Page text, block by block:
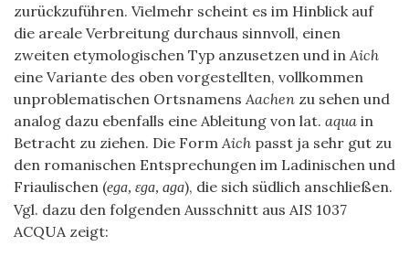
zurückzuführen. Vielmehr scheint es im Hinblick auf
die areale Verbreitung durchaus sinnvoll, einen
zweiten etymologischen Typ anzusetzen und inAich
eine Variante des oben vorgestellten, vollkommen
unproblematischen OrtsnamensAachen zu sehen und
analog dazu ebenfalls eine Ableitung von lat. aqua in
Betracht zu ziehen. Die FormAich passt ja sehr gut zu
den romanischen Entsprechungen im Ladinischen und
Friaulischen (ega, ɛga, aga), die sich südlich anschließen.
Vgl. dazu den folgenden Ausschnitt aus AIS 1037
ACQUA zeigt: